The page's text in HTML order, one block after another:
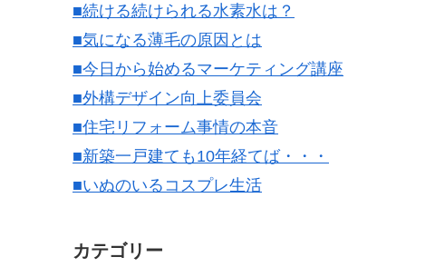
■続ける続けられる水素水は？
■気になる薄毛の原因とは
■今日から始めるマーケティング講座
■外構デザイン向上委員会
■住宅リフォーム事情の本音
■新築一戸建ても10年経てば・・・
■いぬのいるコスプレ生活
カテゴリー